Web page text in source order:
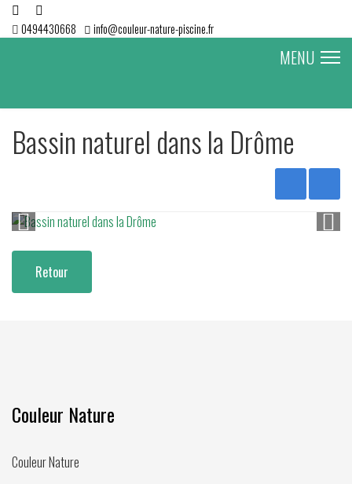
0494430668 info@couleur-nature-piscine.fr
MENU
Bassin naturel dans la Drôme
Retour
Couleur Nature
Couleur Nature